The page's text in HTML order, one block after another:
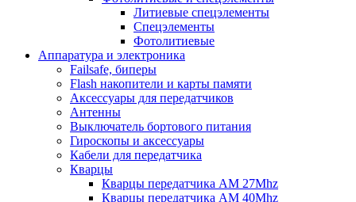
Литиевые спецэлементы
Спецэлементы
Фотолитиевые
Аппаратура и электроника
Failsafe, биперы
Flash накопители и карты памяти
Аксессуары для передатчиков
Антенны
Выключатель бортового питания
Гироскопы и аксессуары
Кабели для передатчика
Кварцы
Кварцы передатчика AM 27Mhz
Кварцы передатчика AM 40Mhz